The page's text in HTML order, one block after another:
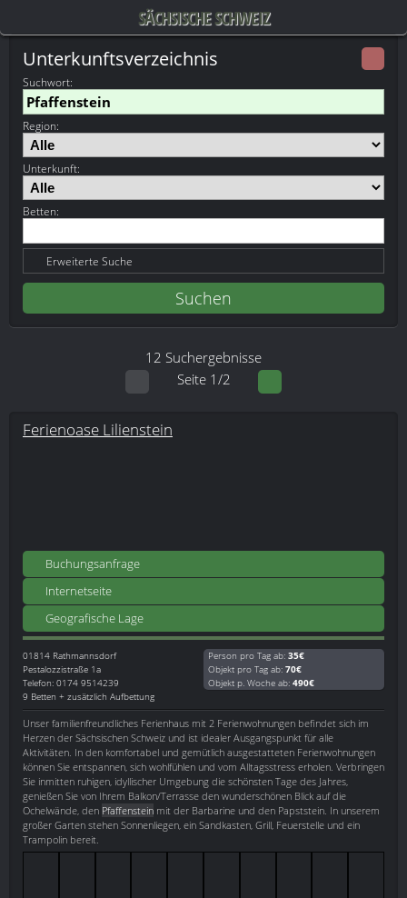
SÄCHSISCHE SCHWEIZ
Unterkunftsverzeichnis
Suchwort:
Region:
Unterkunft:
Betten:
Erweiterte Suche
12 Suchergebnisse
Seite 1/2
Ferienoase Lilienstein
Buchungsanfrage
Internetseite
Geografische Lage
01814 Rathmannsdorf
Pestalozzistraße 1a
Telefon: 0174 9514239
9 Betten + zusätzlich Aufbettung
Person pro Tag ab: 35€
Objekt pro Tag ab: 70€
Objekt p. Woche ab: 490€
Unser familienfreundliches Ferienhaus mit 2 Ferienwohnungen befindet sich im
Herzen der Sächsischen Schweiz und ist idealer Ausgangspunkt für alle
Aktivitäten. In den komfortabel und gemütlich ausgestatteten Ferienwohnungen
können Sie entspannen, sich wohlfühlen und vom Alltagsstress erholen. Verbringen
Sie inmitten ruhigen, idyllischer Umgebung die schönsten Tage des Jahres,
genießen Sie von Ihrem Balkon/Terrasse den wunderschönen Blick auf die
Ochelwände, den Pfaffenstein mit der Barbarine und den Papststein. In unserem
großer Garten stehen Sonnenliegen, ein Sandkasten, Grill, Feuerstelle und ein
Trampolin bereit.